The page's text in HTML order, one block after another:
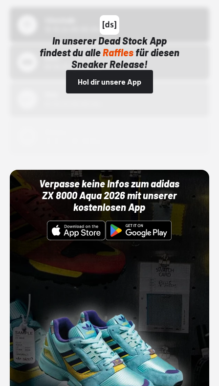
In unserer Dead Stock App
findest du alleRafflesfür diesen
Sneaker Release!
Hol dir unsere App
Bstn
01.10.22 00:00 Uhr
Verpasse keine Infos zum adidas
ZX 8000 Aqua 2026 mit unserer
kostenlosen App